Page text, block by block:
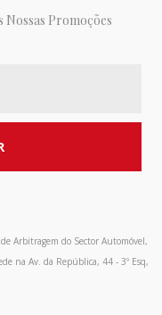
Promoções
Arbitragem do Sector Automóvel,
na Av. da República, 44 - 3º Esq,